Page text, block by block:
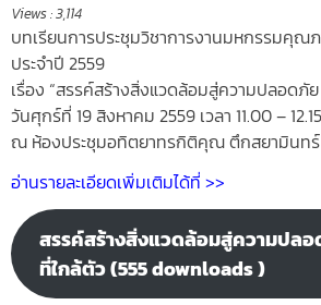
Views :3,114
บทเรียนการประชุมวิชาการงานมหกรรมคุณ
ประจำปี 2559
เรื่อง “สรรค์สร้างสิ่งแวดล้อมสู่ความปลอดภั
วันศุกร์ที่ 19 สิงหาคม 2559 เวลา 11.00 –
ณ ห้องประชุมอทิตยาทรกิติคุณ ตึกสยามินท
อ่านรายละเอียดเพิ่มเติมได้ที่ >>
สรรค์สร้างสิ่งแวดล้อมสู่ความปลอ
ที่ใกล้ตัว (555 downloads )